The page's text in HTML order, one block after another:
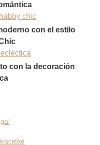
con el estilo
con la decoración